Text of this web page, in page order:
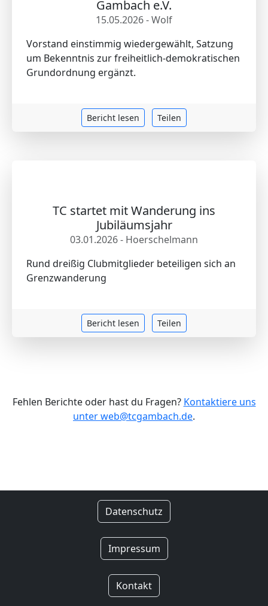
Gambach e.V.
15.05.2026 - Wolf
Vorstand einstimmig wiedergewählt, Satzung
um Bekenntnis zur freiheitlich-demokratischen
Grundordnung ergänzt.
Bericht lesen Teilen
TC startet mit Wanderung ins
Jubiläumsjahr
03.01.2026 - Hoerschelmann
Rund dreißig Clubmitglieder beteiligen sich an
Grenzwanderung
Bericht lesen Teilen
Fehlen Berichte oder hast du Fragen? Kontaktiere uns
unter web@tcgambach.de.
Datenschutz
Impressum
Kontakt